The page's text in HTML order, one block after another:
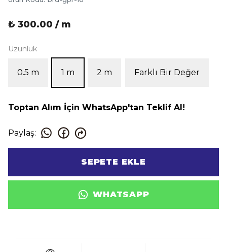
₺ 300.00 / m
Uzunluk
0.5 m 1 m 2 m Farklı Bir Değer
Toptan Alım İçin WhatsApp'tan Teklif Al!
Paylaş:
SEPETE EKLE
WHATSAPP